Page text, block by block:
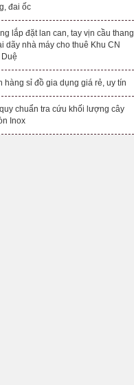
đai ốc
lắp đặt lan can, tay vịn cầu thang
dãy nhà máy cho thuê Khu CN
hàng sỉ đồ gia dụng giá rẻ, uy tín
chuẩn tra cứu khối lượng cây
Inox